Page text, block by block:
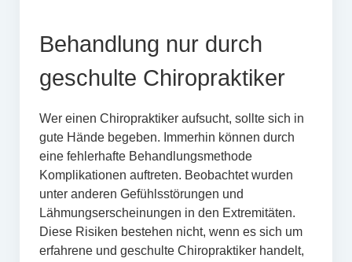
Behandlung nur durch
geschulte Chiropraktiker
Wer einen Chiropraktiker aufsucht, sollte sich in
gute Hände begeben. Immerhin können durch
eine fehlerhafte Behandlungsmethode
Komplikationen auftreten. Beobachtet wurden
unter anderen Gefühlsstörungen und
Lähmungserscheinungen in den Extremitäten.
Diese Risiken bestehen nicht, wenn es sich um
erfahrene und geschulte Chiropraktiker handelt,